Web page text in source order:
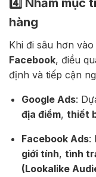
hàng
Khi đi sâu hơn vào
Facebook, điều
định và tiếp cận
Google Ads:
địa điểm, thiết
Facebook Ads:
giới tính, tình
(Lookalike